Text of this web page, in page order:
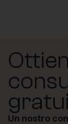
Un nostro